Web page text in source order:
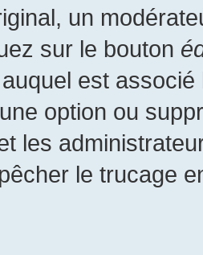
un
sur le bouton
est associé
option ou
les
le trucage